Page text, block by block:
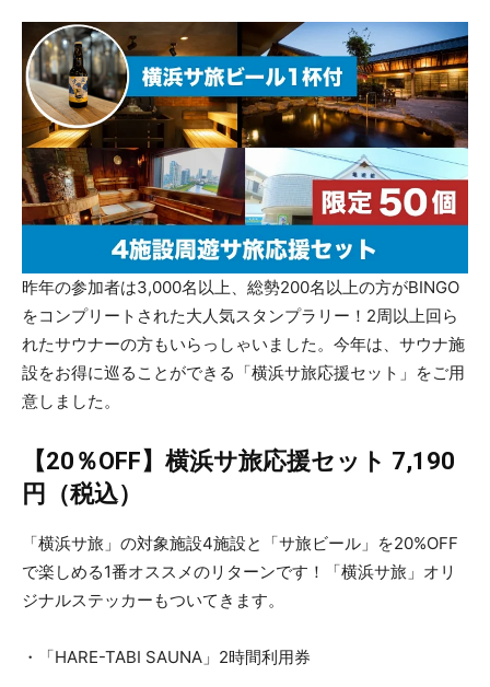
昨年の参加者は3,000名以上、総勢200名以上の方がBINGO
をコンプリートされた大人気スタンプラリー！2周以上回ら
れたサウナーの方もいらっしゃいました。今年は、サウナ施
設をお得に巡ることができる「横浜サ旅応援セット」をご用
意しました。
【20％OFF】横浜サ旅応援セット 7,190
円（税込）
「横浜サ旅」の対象施設4施設と「サ旅ビール」を20%OFF
で楽しめる1番オススメのリターンです！「横浜サ旅」オリ
ジナルステッカーもついてきます。
・「HARE-TABI SAUNA」2時間利用券